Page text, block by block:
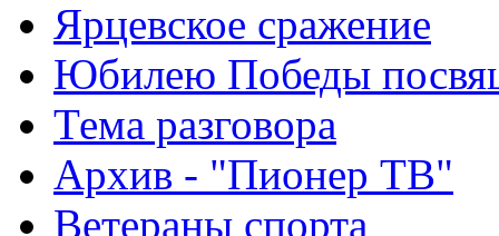
Ярцевское сражение
Юбилею Победы
Тема разговора
Архив - "Пионер ТВ"
Ветераны спорта